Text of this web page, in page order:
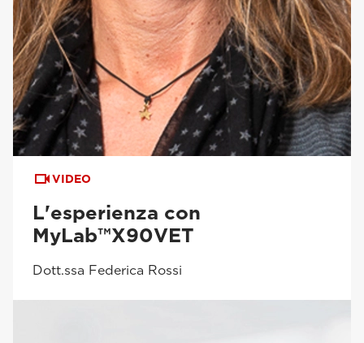
VIDEO
L'esperienza con
MyLab™X90VET
Dott.ssa Federica Rossi